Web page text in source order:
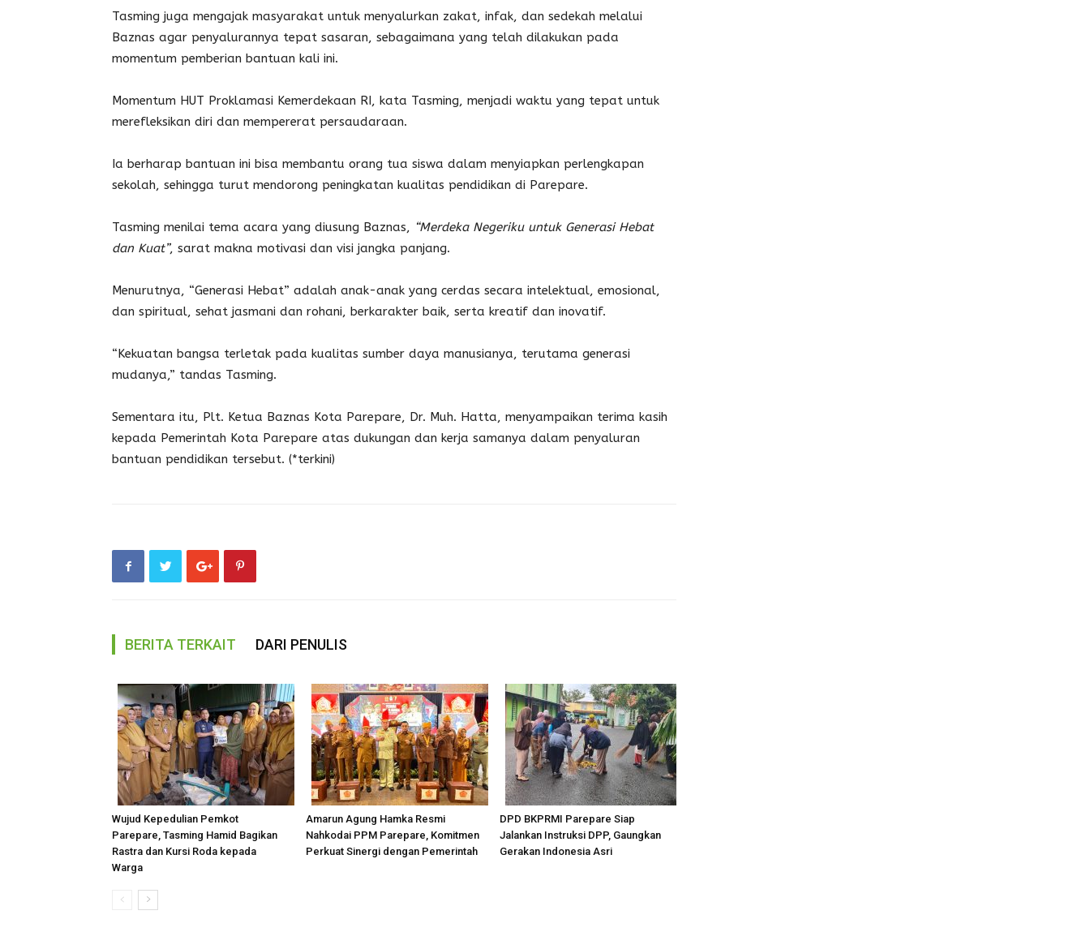
Tasming juga mengajak masyarakat untuk menyalurkan zakat, infak, dan sedekah melalui
Baznas agar penyalurannya tepat sasaran, sebagaimana yang telah dilakukan pada
momentum pemberian bantuan kali ini.
Momentum HUT Proklamasi Kemerdekaan RI, kata Tasming, menjadi waktu yang tepat untuk
merefleksikan diri dan mempererat persaudaraan.
Ia berharap bantuan ini bisa membantu orang tua siswa dalam menyiapkan perlengkapan
sekolah, sehingga turut mendorong peningkatan kualitas pendidikan di Parepare.
Tasming menilai tema acara yang diusung Baznas, “Merdeka Negeriku untuk Generasi Hebat
dan Kuat”, sarat makna motivasi dan visi jangka panjang.
Menurutnya, “Generasi Hebat” adalah anak-anak yang cerdas secara intelektual, emosional,
dan spiritual, sehat jasmani dan rohani, berkarakter baik, serta kreatif dan inovatif.
“Kekuatan bangsa terletak pada kualitas sumber daya manusianya, terutama generasi
mudanya,” tandas Tasming.
Sementara itu, Plt. Ketua Baznas Kota Parepare, Dr. Muh. Hatta, menyampaikan terima kasih
kepada Pemerintah Kota Parepare atas dukungan dan kerja samanya dalam penyaluran
bantuan pendidikan tersebut. (*terkini)
BERITA TERKAIT DARI PENULIS
Wujud Kepedulian Pemkot
Parepare, Tasming Hamid Bagikan
Rastra dan Kursi Roda kepada
Warga
Amarun Agung Hamka Resmi
Nahkodai PPM Parepare, Komitmen
Perkuat Sinergi dengan Pemerintah
DPD BKPRMI Parepare Siap
Jalankan Instruksi DPP, Gaungkan
Gerakan Indonesia Asri